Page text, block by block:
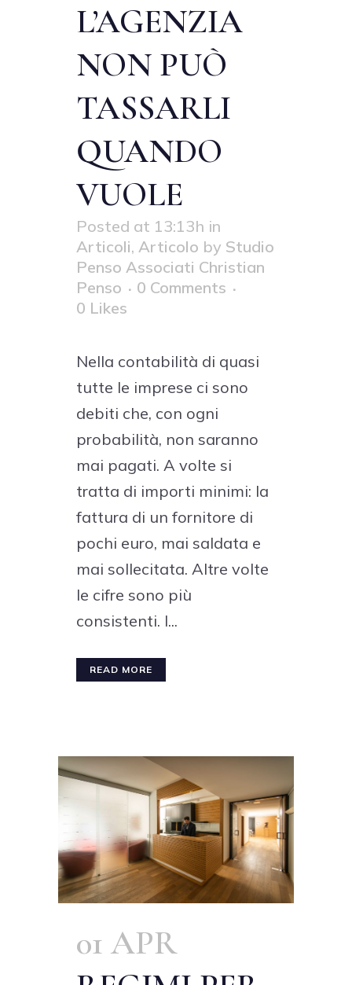
L’AGENZIA
NON PUÒ
TASSARLI
QUANDO
VUOLE
Posted at 13:13h in
Articoli, Articolo by Studio
Penso Associati Christian
Penso
0 Comments
0 Likes
Nella contabilità di quasi
tutte le imprese ci sono
debiti che, con ogni
probabilità, non saranno
mai pagati. A volte si
tratta di importi minimi: la
fattura di un fornitore di
pochi euro, mai saldata e
mai sollecitata. Altre volte
le cifre sono più
consistenti. I...
READ MORE
01 APR